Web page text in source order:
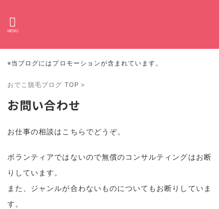
※当ブログにはプロモーションが含まれています。
おでこ脱毛ブログ TOP >
お問い合わせ
お仕事の相談はこちらでどうぞ。
ボランティアではないので無償のコンサルティングはお断
りしています。
また、ジャンルが合わないものについてもお断りしていま
す。